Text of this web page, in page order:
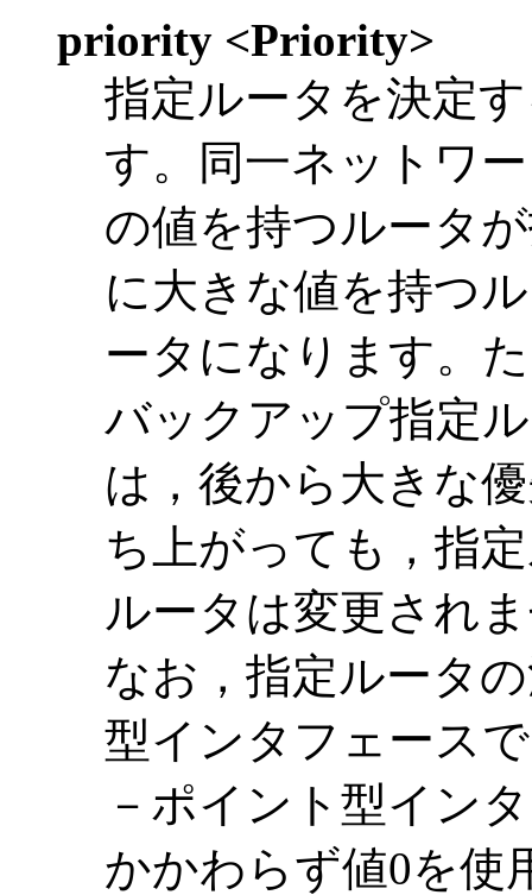
priority <Priority>
指定ルータを決定
す。同一ネットワ
の値を持つルータ
に大きな値を持つ
ータになります。
バックアップ指定
は，後から大きな
ち上がっても，指
ルータは変更され
なお，指定ルータ
型インタフェース
－ポイント型イン
かかわらず値0を使